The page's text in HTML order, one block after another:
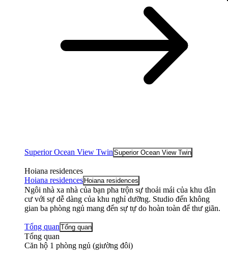
Superior Ocean View Twin Superior Ocean View Twin
Hoiana residences
Hoiana residences Hoiana residences
Ngôi nhà xa nhà của bạn pha trộn sự thoải mái của khu dân
cư với sự dễ dàng của khu nghỉ dưỡng. Studio đến không
gian ba phòng ngủ mang đến sự tự do hoàn toàn để thư giãn.
Tổng quan Tổng quan
Tổng quan
Căn hộ 1 phòng ngủ (giường đôi)